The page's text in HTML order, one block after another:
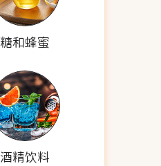
糖和蜂蜜
酒精饮料